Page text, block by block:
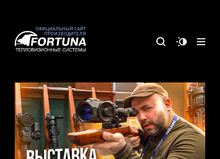
ОФИЦИАЛЬНЫЙ САЙТ
ПРОИЗВОДИТЕЛЯ